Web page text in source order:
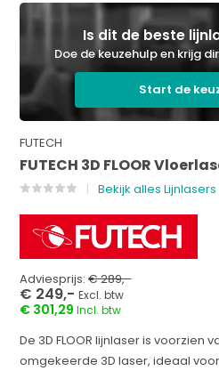
Is dit de beste
Doe de keuzehulp en krijg
Start de
FUTECH
FUTECH 3D FLOOR
Bekijk alles Lijnlasers
Adviesprijs:€ 289,-
€ 249,-Excl. btw
€ 301,29Incl. btw
De 3D FLOOR lijnlaser is voorzien
omgekeerde 3D laser, ideaal